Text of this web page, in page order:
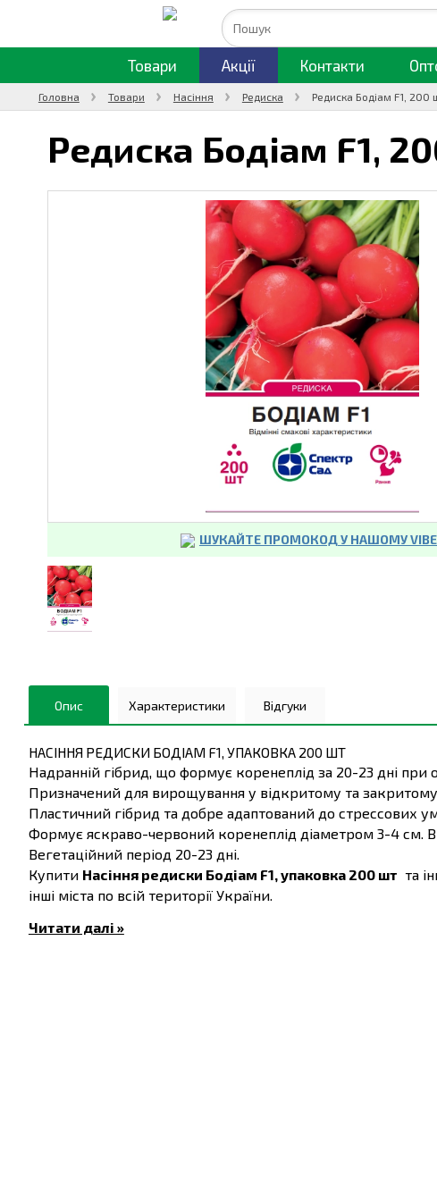
Товари Акції Контакти
Головна Товари Насіння Редиска Редиска Бодіам F1, 200
Редиска Бодіам F1,
ШУКАЙТЕ ПРОМОКОД У НАШОМУ
Опис Характеристики Відгуки
НАСІННЯ РЕДИСКИ БОДІАМ F1, УПАКОВКА 200 ШТ
Надранній гібрид, що формує коренеплід за 20-23 дні
Призначений для вирощування у відкритому та закритому
Пластичний гібрид та добре адаптований до стрессових
Формує яскраво-червоний коренеплід діаметром 3-4 см.
Вегетаційний період 20-23 дні.
Купити Насіння редиски Бодіам F1, упаковка 200 шт та
інші міста по всій території України.
Читати далі »